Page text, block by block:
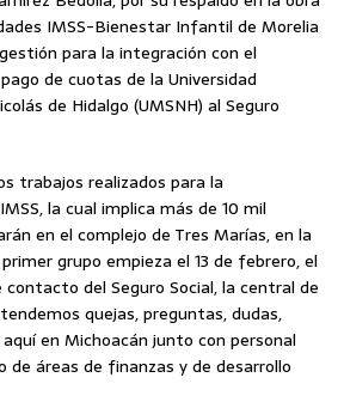
IMSS-Bienestar Infantil de Morelia
para la integración con el
de cuotas de la Universidad
de Hidalgo (UMSNH) al Seguro
trabajos realizados para la
la cual implica más de 10 mil
en el complejo de Tres Marías, en la
grupo empieza el 13 de febrero, el
del Seguro Social, la central de
quejas, preguntas, dudas,
en Michoacán junto con personal
de áreas de finanzas y de desarrollo